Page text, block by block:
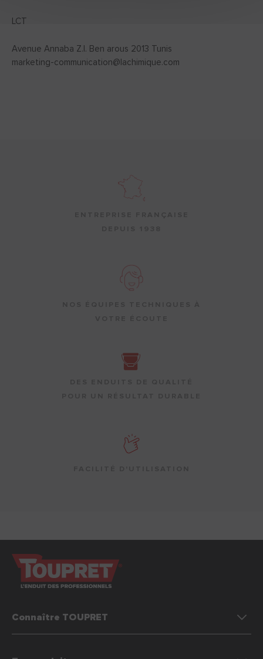
LCT
Avenue Annaba Z.I. Ben arous 2013 Tunis
marketing-communication@lachimique.com
Connaître TOUPRET